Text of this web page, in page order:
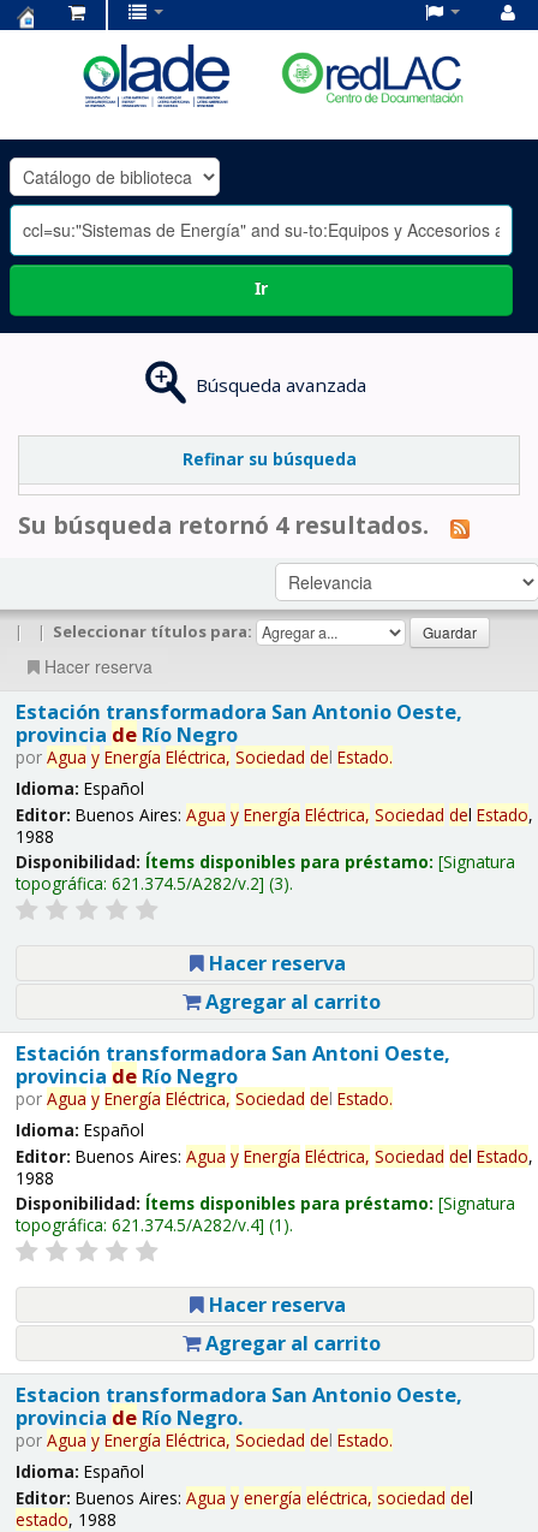
OLADE
-
Ir
Búsqueda avanzada
Refinar su búsqueda
Su búsqueda retornó 4 resultados.
| | Seleccionar títulos para:
Hacer reserva
Estación transformadora San Antonio Oeste,
provincia deRío Negro
por Agua y Energía Eléctrica, Sociedad del Estado.
Idioma: Español
Editor: Buenos Aires: Agua y Energía Eléctrica, Sociedad del Estado,
1988
Disponibilidad: Ítems disponibles para préstamo: Signatura
topográfica: 621.374.5/A282/v.2 (3).
Hacer reserva
Agregar al carrito
Estación transformadora San Antoni Oeste,
provincia deRío Negro
por Agua y Energía Eléctrica, Sociedad del Estado.
Idioma: Español
Editor: Buenos Aires: Agua y Energía Eléctrica, Sociedad del Estado,
1988
Disponibilidad: Ítems disponibles para préstamo: Signatura
topográfica: 621.374.5/A282/v.4 (1).
Hacer reserva
Agregar al carrito
Estacion transformadora San Antonio Oeste,
provincia deRío Negro.
por Agua y Energía Eléctrica, Sociedad del Estado.
Idioma: Español
Editor: Buenos Aires: Agua y energía eléctrica, sociedad del
estado, 1988